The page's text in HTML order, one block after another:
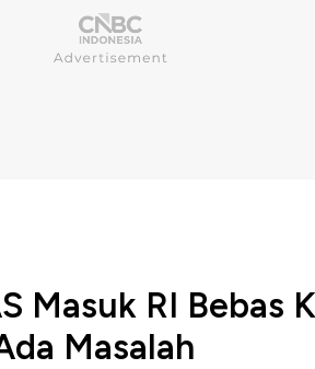
Masuk RI Bebas
Masalah